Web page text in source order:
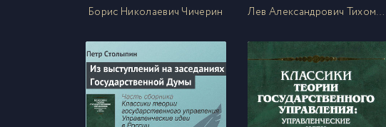
Борис Николаевич Чичерин Лев Александрович Тихомиров